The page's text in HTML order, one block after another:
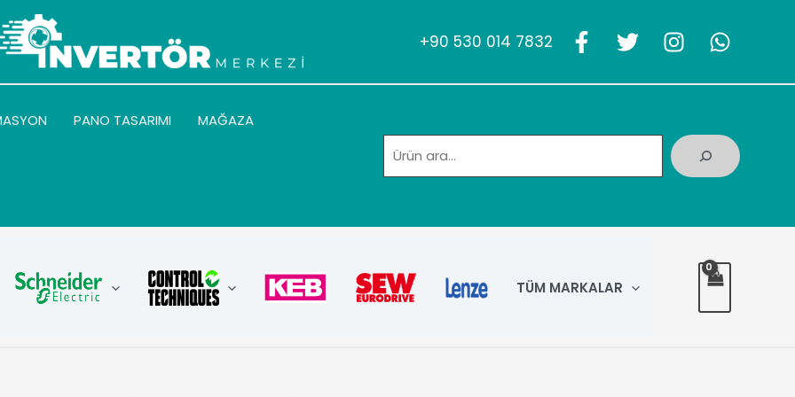
+90 530 014 7832
PANO TASARIMI MAĞAZA
TÜM MARKALAR